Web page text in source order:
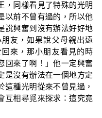
，同樣看見了特殊的光明
以前不曾有過的，所以他
說興奮到沒有辦法好好地
友，如果說父母親出遠
來，那小朋友看見的時
回來了啊！」他一定興奮
是沒有辦法在一個地方定
這種光明從來不曾見過，
互相尋覓來探求：這究竟